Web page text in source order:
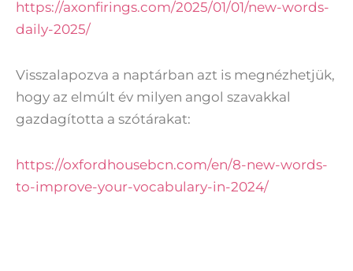
https://axonfirings.com/2025/01/01/new-words-
daily-2025/
Visszalapozva a naptárban azt is megnézhetjük,
hogy az elmúlt év milyen angol szavakkal
gazdagította a szótárakat:
https://oxfordhousebcn.com/en/8-new-words-
to-improve-your-vocabulary-in-2024/